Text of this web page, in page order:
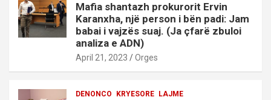
Mafia shantazh prokurorit Ervin
Karanxha, një person i bën padi: Jam
babai i vajzës suaj. (Ja çfarë zbuloi
analiza e ADN)
April 21, 2023 Orges
DENONCO KRYESORE LAJME